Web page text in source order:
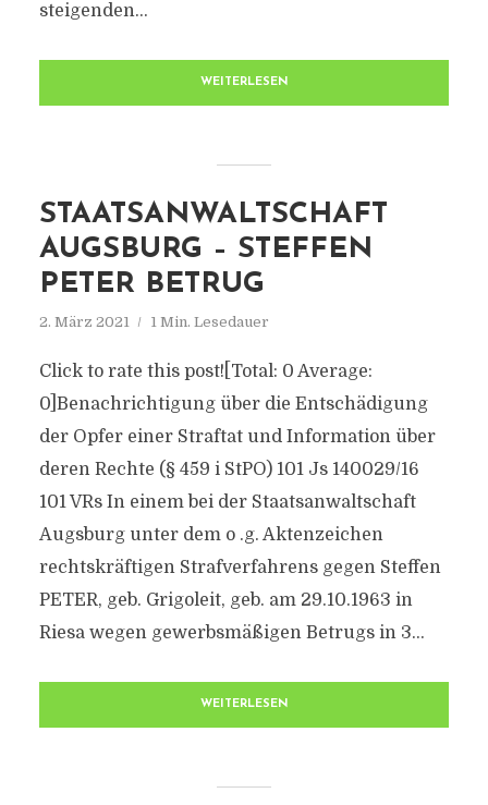
steigenden...
WEITERLESEN
STAATSANWALTSCHAFT
AUGSBURG – STEFFEN
PETER BETRUG
2. März 2021 1 Min. Lesedauer
Click to rate this post![Total: 0 Average:
0]Benachrichtigung über die Entschädigung
der Opfer einer Straftat und Information über
deren Rechte (§ 459 i StPO) 101 Js 140029/​16
101 VRs In einem bei der Staatsanwaltschaft
Augsburg unter dem o .g. Aktenzeichen
rechtskräftigen Strafverfahrens gegen Steffen
PETER, geb. Grigoleit, geb. am 29.10.1963 in
Riesa wegen gewerbsmäßigen Betrugs in 3...
WEITERLESEN